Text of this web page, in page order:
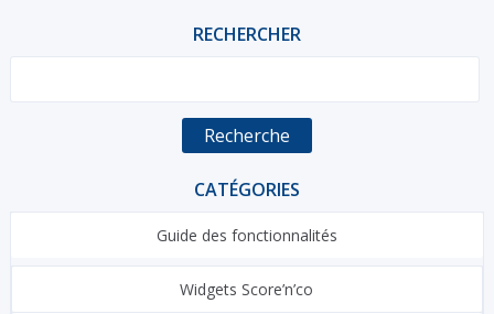
RECHERCHER
Recherche
CATÉGORIES
Guide des fonctionnalités
Widgets Score’n’co